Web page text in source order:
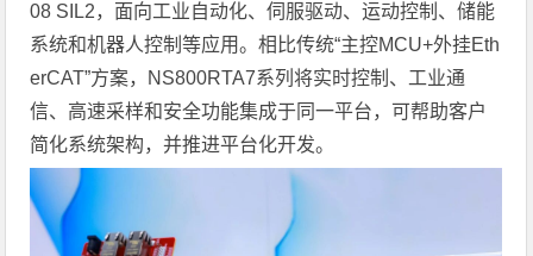
08 SIL2，面向工业自动化、伺服驱动、运动控制、储能
系统和机器人控制等应用。相比传统“主控MCU+外挂Eth
erCAT”方案，NS800RTA7系列将实时控制、工业通
信、高速采样和安全功能集成于同一平台，可帮助客户
简化系统架构，并推进平台化开发。